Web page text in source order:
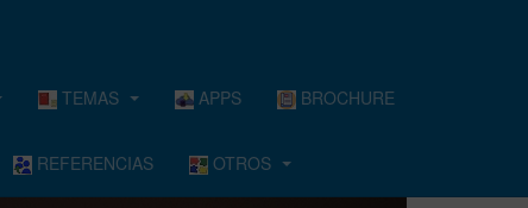
TEMAS APPS BROCHURE
REFERENCIAS OTROS